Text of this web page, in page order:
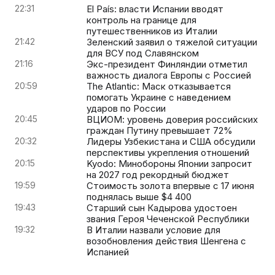
22:31
El País: власти Испании вводят
контроль на границе для
путешественников из Италии
21:42
Зеленский заявил о тяжелой ситуации
для ВСУ под Славянском
21:16
Экс-президент Финляндии отметил
важность диалога Европы с Россией
20:59
The Atlantic: Маск отказывается
помогать Украине с наведением
ударов по России
20:45
ВЦИОМ: уровень доверия российских
граждан Путину превышает 72%
20:32
Лидеры Узбекистана и США обсудили
перспективы укрепления отношений
20:15
Kyodo: Минобороны Японии запросит
на 2027 год рекордный бюджет
19:59
Стоимость золота впервые с 17 июня
поднялась выше $4 400
19:43
Старший сын Кадырова удостоен
звания Героя Чеченской Республики
19:32
В Италии назвали условие для
возобновления действия Шенгена с
Испанией